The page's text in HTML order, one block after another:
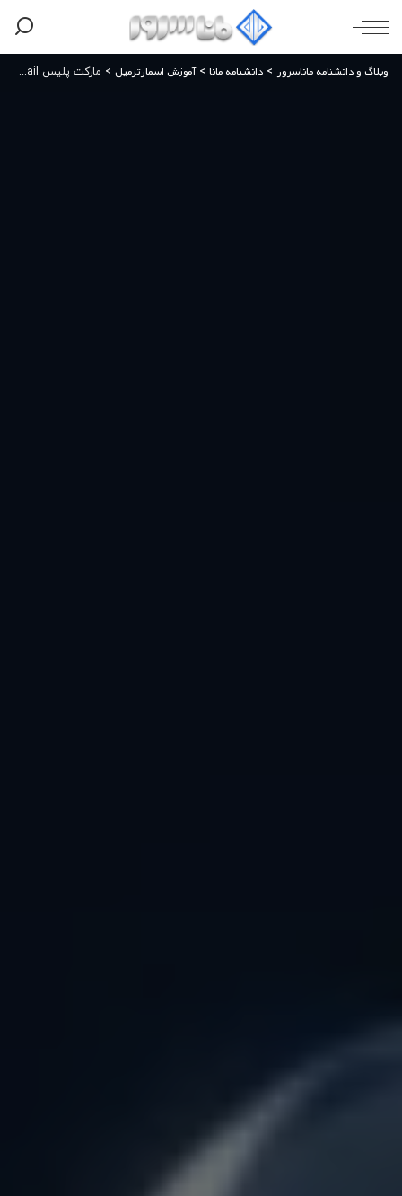
وبلاگ و دانشنامه ماناسرور > دانشنامه مانا >آموزش اسمارترمیل > مارکت‌ پلیس SmarterMail چیست؟ معرفی کامل Marketplace و نقش آن در میل سرورهای سازمانی